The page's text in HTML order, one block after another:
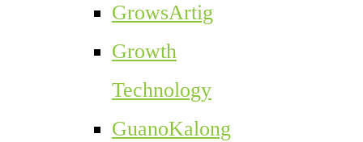
GrowsArtig
Growth
Technology
GuanoKalong